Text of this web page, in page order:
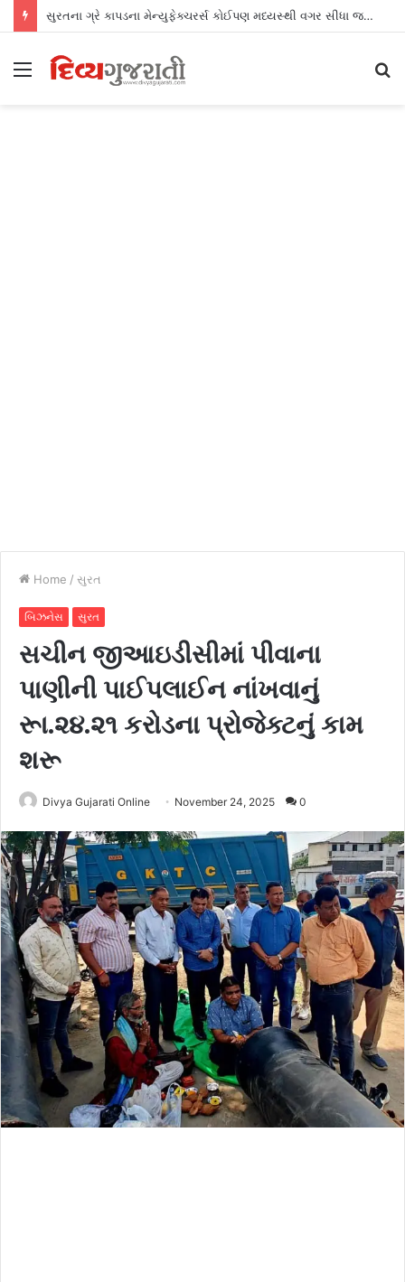
સુરતના ગ્રે કાપડના મેન્યુફેક્ચરર્સ કોઈપણ મધ્યસ્થી વગર સીધા જ શ્રીલંકાના આધુનિક ગારમેન્ટ યુનિટ્સને ફેબ્રિક એક્સપોર્ટ કરી શકશે
Menu
Home / સુરત
બિઝનેસ સુરત
સચીન જીઆઇડીસીમાં પીવાના
પાણીની પાઈપલાઈન નાંખવાનું
રૂા.૨૪.૨૧ કરોડના પ્રોજેક્ટનું કામ
શરૂ
Divya Gujarati Online November 24, 2025 0